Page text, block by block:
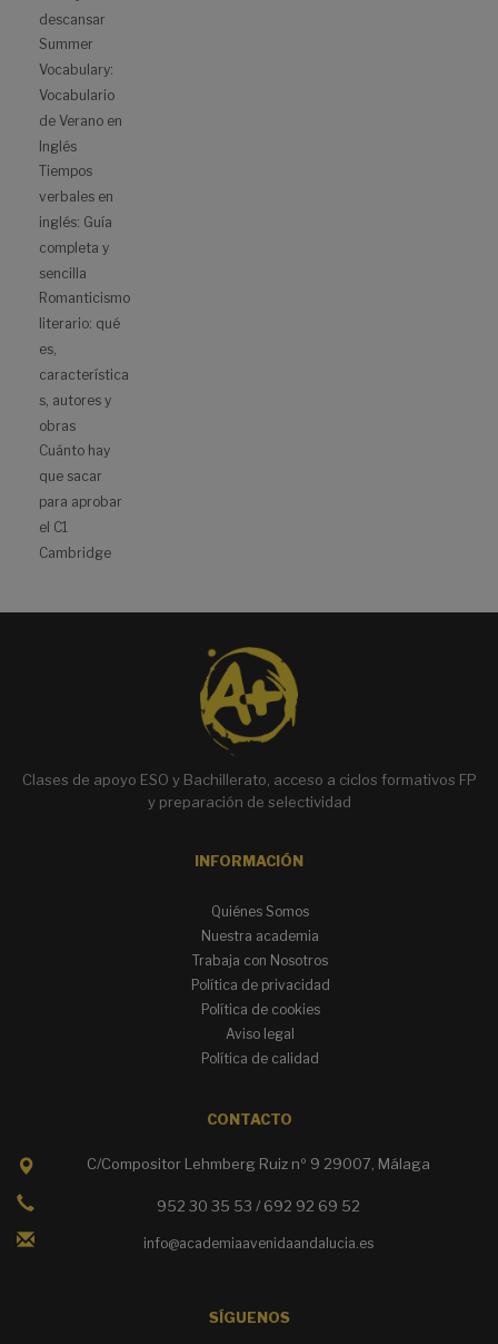
descansar
Summer
Vocabulary:
Vocabulario
de Verano en
Inglés
Tiempos
verbales en
inglés: Guía
completa y
sencilla
Romanticismo
literario: qué
es,
característica
s, autores y
obras
Cuánto hay
que sacar
para aprobar
el C1
Cambridge
Clases de apoyo ESO y Bachillerato, acceso a ciclos formativos FP
y preparación de selectividad
INFORMACIÓN
Quiénes Somos
Nuestra academia
Trabaja con Nosotros
Política de privacidad
Política de cookies
Aviso legal
Política de calidad
CONTACTO
C/Compositor Lehmberg Ruiz nº 9 29007, Málaga
952 30 35 53 / 692 92 69 52
info@academiaavenidaandalucia.es
SÍGUENOS